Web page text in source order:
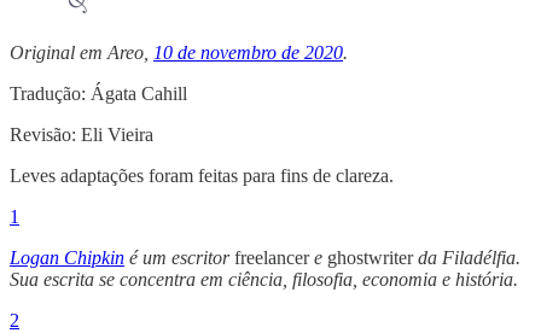
Original em Areo, 10 de novembro de 2020.
Tradução: Ágata Cahill
Revisão: Eli Vieira
Leves adaptações foram feitas para fins de clareza.
1
Logan Chipkin é um escritorfreelancere ghostwriterda Filadélfia.
Sua escrita se concentra em ciência, filosofia, economia e história.
2